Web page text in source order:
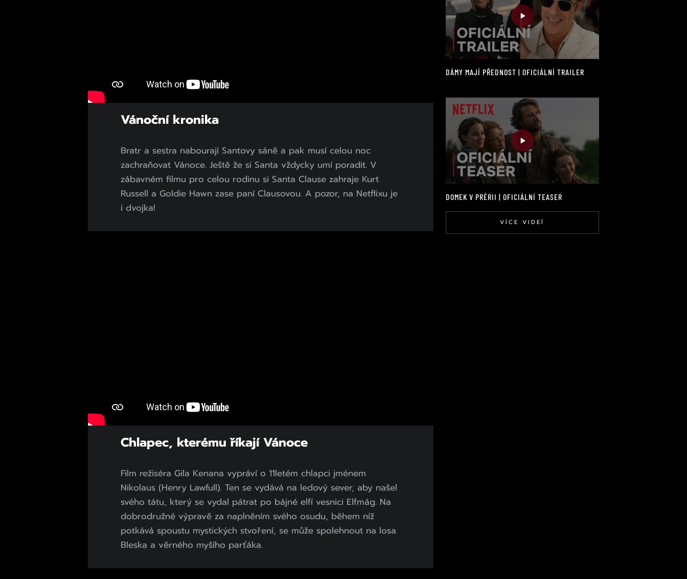
Vánoční kronika
Bratr a sestra nabourají Santovy sáně a pak musí celou noc
zachraňovat Vánoce. Ještě že si Santa vždycky umí poradit. V
zábavném filmu pro celou rodinu si Santa Clause zahraje Kurt
Russell a Goldie Hawn zase paní Clausovou. A pozor, na Netflixu je
i dvojka!
Chlapec, kterému říkají Vánoce
Film režiséra Gila Kenana vypráví o 11letém chlapci jménem
Nikolaus (Henry Lawfull). Ten se vydává na ledový sever, aby našel
svého tátu, který se vydal pátrat po bájné elfí vesnici Elfmág. Na
dobrodružné výpravě za naplněním svého osudu, během níž
potkává spoustu mystických stvoření, se může spolehnout na losa
Bleska a věrného myšího parťáka.
DÁMY MAJÍ PŘEDNOST | OFICIÁLNÍ TRAILER
DOMEK V PRÉRII | OFICIÁLNÍ TEASER
VÍCE VIDEÍ